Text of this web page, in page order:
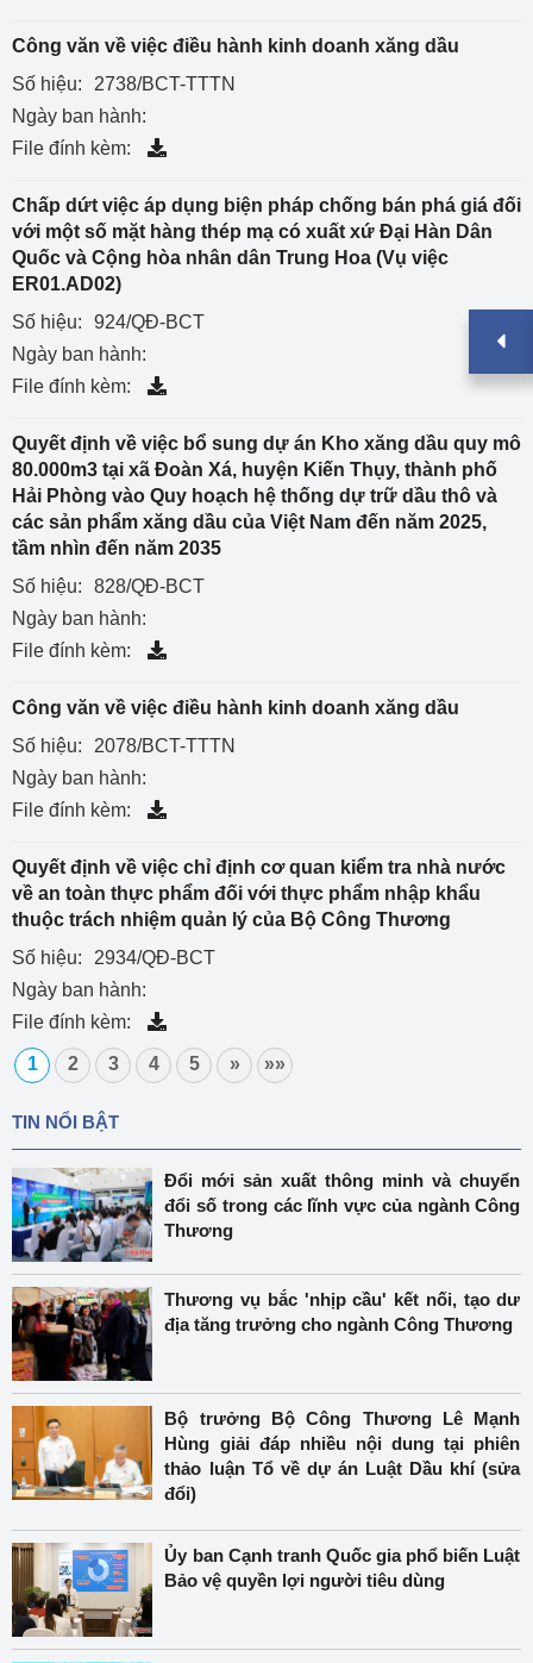
Công văn về việc điều hành kinh doanh xăng dầu
Số hiệu:
2738/BCT-TTTN
Ngày ban hành:
File đính kèm:
Chấp dứt việc áp dụng biện pháp chống bán phá giá đối
với một số mặt hàng thép mạ có xuất xứ Đại Hàn Dân
Quốc và Cộng hòa nhân dân Trung Hoa (Vụ việc
ER01.AD02)
Số hiệu:
924/QĐ-BCT
Ngày ban hành:
File đính kèm:
Quyết định về việc bổ sung dự án Kho xăng dầu quy mô
80.000m3 tại xã Đoàn Xá, huyện Kiến Thụy, thành phố
Hải Phòng vào Quy hoạch hệ thống dự trữ dầu thô và
các sản phẩm xăng dầu của Việt Nam đến năm 2025,
tầm nhìn đến năm 2035
Số hiệu:
828/QĐ-BCT
Ngày ban hành:
File đính kèm:
Công văn về việc điều hành kinh doanh xăng dầu
Số hiệu:
2078/BCT-TTTN
Ngày ban hành:
File đính kèm:
Quyết định về việc chỉ định cơ quan kiểm tra nhà nước
về an toàn thực phẩm đối với thực phẩm nhập khẩu
thuộc trách nhiệm quản lý của Bộ Công Thương
Số hiệu:
2934/QĐ-BCT
Ngày ban hành:
File đính kèm:
1 2 3 4 5 » »»
TIN NỔI BẬT
Đổi mới sản xuất thông minh và chuyển
đổi số trong các lĩnh vực của ngành Công
Thương
Thương vụ bắc 'nhịp cầu' kết nối, tạo dư
địa tăng trưởng cho ngành Công Thương
Bộ trưởng Bộ Công Thương Lê Mạnh
Hùng giải đáp nhiều nội dung tại phiên
thảo luận Tổ về dự án Luật Dầu khí (sửa
đổi)
Ủy ban Cạnh tranh Quốc gia phổ biến Luật
Bảo vệ quyền lợi người tiêu dùng